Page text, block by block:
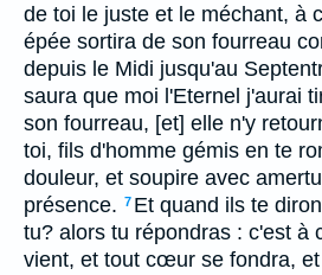
de toi le juste et le méchant, à
épée sortira de son fourreau
depuis le Midi jusqu'au
saura que moi l'Eternel j'aurai
son fourreau, [et] elle n'y
toi, fils d'homme gémis en te
douleur, et soupire avec
présence. 7 Et quand ils te
tu? alors tu répondras : c'est à
vient, et tout cœur se fondra,